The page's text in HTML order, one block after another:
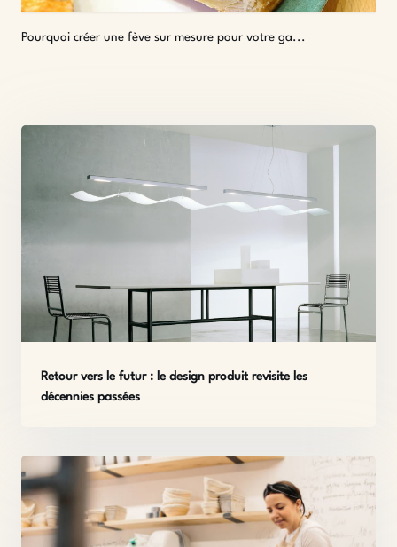
Pourquoi créer une fève sur mesure pour votre ga...
Retour vers le futur : le design produit revisite les
décennies passées